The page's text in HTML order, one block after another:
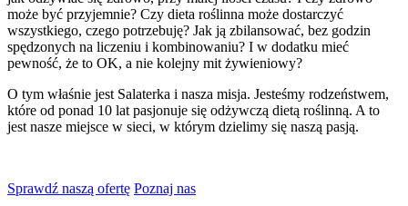
może być przyjemnie? Czy dieta roślinna może dostarczyć
wszystkiego, czego potrzebuję? Jak ją zbilansować, bez godzin
spędzonych na liczeniu i kombinowaniu? I w dodatku mieć
pewność, że to OK, a nie kolejny mit żywieniowy?
O tym właśnie jest Salaterka i nasza misja. Jesteśmy rodzeństwem,
które od ponad 10 lat pasjonuje się odżywczą dietą roślinną. A to
jest nasze miejsce w sieci, w którym dzielimy się naszą pasją.
Sprawdź naszą ofertę Poznaj nas